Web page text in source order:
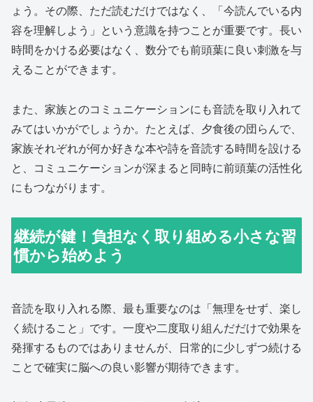
ょう。その際、ただ読むだけではなく、「今読んでいる内
容を理解しよう」という意識を持つことが重要です。長い
時間をかける必要はなく、数分でも前頭葉に良い刺激を与
えることができます。
また、家族とのコミュニケーションにも音読を取り入れて
みてはいかがでしょうか。たとえば、夕食後の団らんで、
家族それぞれが何か好きな本や詩を音読する時間を設ける
と、コミュニケーションが深まると同時に前頭葉の活性化
にもつながります。
継続が鍵！負担なく取り組める小さな習
慣から始めよう
音読を取り入れる際、最も重要なのは「無理をせず、楽し
く続けること」です。一度や二度取り組んだだけで効果を
発揮するものではありませんが、日常的に少しずつ続ける
ことで確実に脳への良い影響が期待できます。